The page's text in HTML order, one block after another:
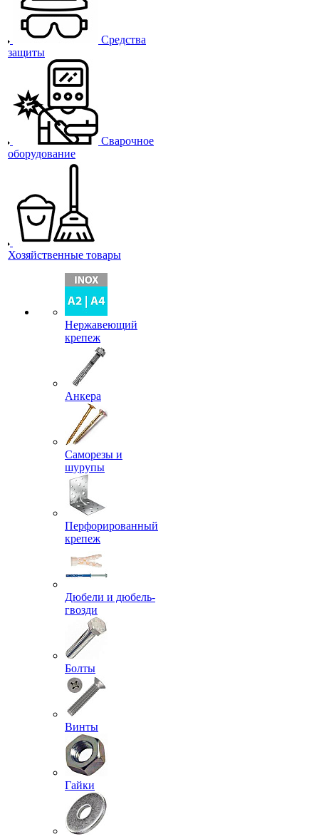
Средства
защиты
Сварочное
оборудование
Хозяйственные товары
Нержавеющий
крепеж
Анкера
Саморезы и
шурупы
Перфорированный
крепеж
Дюбели и дюбель-
гвозди
Болты
Винты
Гайки